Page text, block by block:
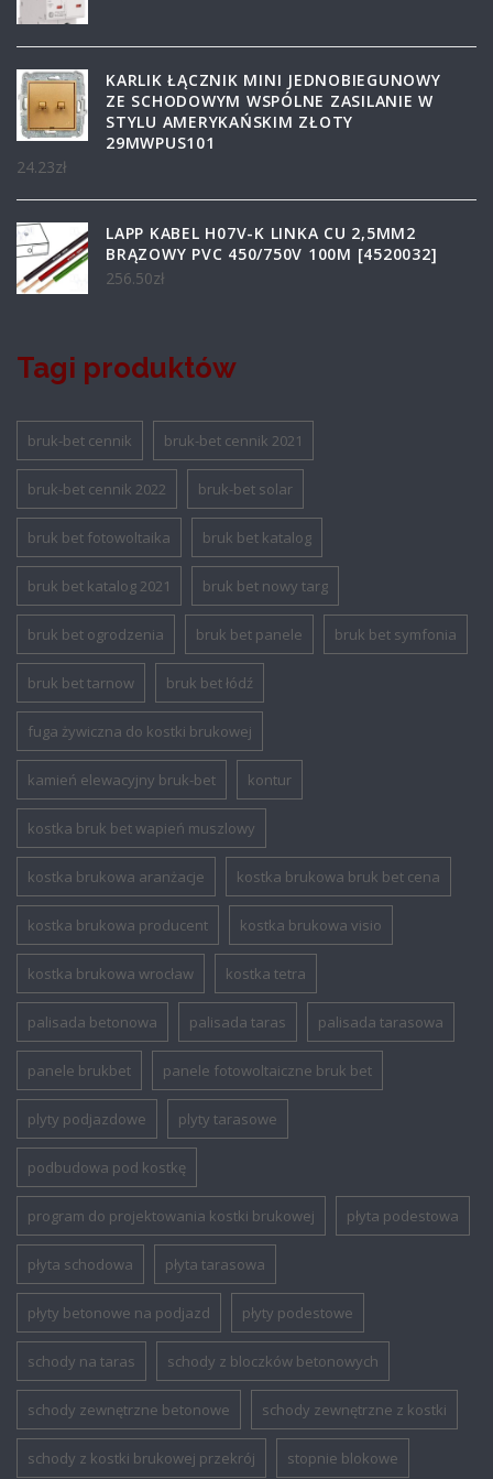
KARLIK ŁĄCZNIK MINI JEDNOBIEGUNOWY
ZE SCHODOWYM WSPÓLNE ZASILANIE W
STYLU AMERYKAŃSKIM ZŁOTY
29MWPUS101
24.23zł
LAPP KABEL H07V-K LINKA CU 2,5MM2
BRĄZOWY PVC 450/750V 100M [4520032]
256.50zł
Tagi produktów
bruk-bet cennik bruk-bet cennik 2021
bruk-bet cennik 2022 bruk-bet solar
bruk bet fotowoltaika bruk bet katalog
bruk bet katalog 2021 bruk bet nowy targ
bruk bet ogrodzenia bruk bet panele bruk bet symfonia
bruk bet tarnow bruk bet łódź
fuga żywiczna do kostki brukowej
kamień elewacyjny bruk-bet kontur
kostka bruk bet wapień muszlowy
kostka brukowa aranżacje kostka brukowa bruk bet cena
kostka brukowa producent kostka brukowa visio
kostka brukowa wrocław kostka tetra
palisada betonowa palisada taras palisada tarasowa
panele brukbet panele fotowoltaiczne bruk bet
plyty podjazdowe plyty tarasowe
podbudowa pod kostkę
program do projektowania kostki brukowej płyta podestowa
płyta schodowa płyta tarasowa
płyty betonowe na podjazd płyty podestowe
schody na taras schody z bloczków betonowych
schody zewnętrzne betonowe schody zewnętrzne z kostki
schody z kostki brukowej przekrój stopnie blokowe